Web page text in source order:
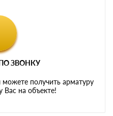
ЗВОНКУ
получить арматуру
Вас на объекте!